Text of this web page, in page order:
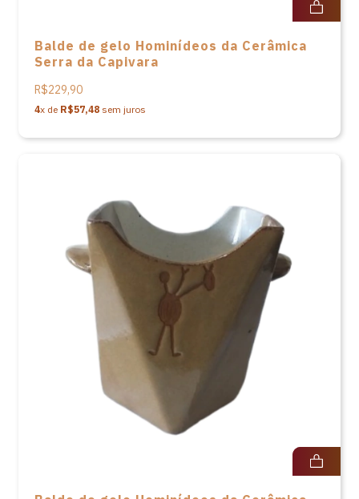
Balde de gelo Hominídeos da Cerâmica
Serra da Capivara
R$229,90
4x de R$57,48 sem juros